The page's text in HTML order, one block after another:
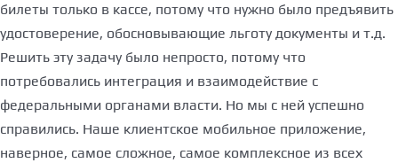
билеты только в кассе, потому что нужно было предъявить
удостоверение, обосновывающие льготу документы и т.д.
Решить эту задачу было непросто, потому что
потребовались интеграция и взаимодействие с
федеральными органами власти. Но мы с ней успешно
справились. Наше клиентское мобильное приложение,
наверное, самое сложное, самое комплексное из всех